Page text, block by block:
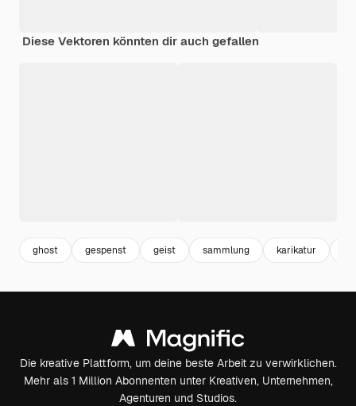
Diese Vektoren könnten dir auch gefallen
ghost gespenst geist sammlung karikatur
Die kreative Plattform, um deine beste Arbeit zu verwirklichen.
Mehr als 1 Million Abonnenten unter Kreativen, Unternehmen,
Agenturen und Studios.